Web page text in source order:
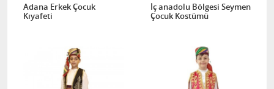
Adana Erkek Çocuk
Kıyafeti
İç anadolu Bölgesi Seymen
Çocuk Kostümü